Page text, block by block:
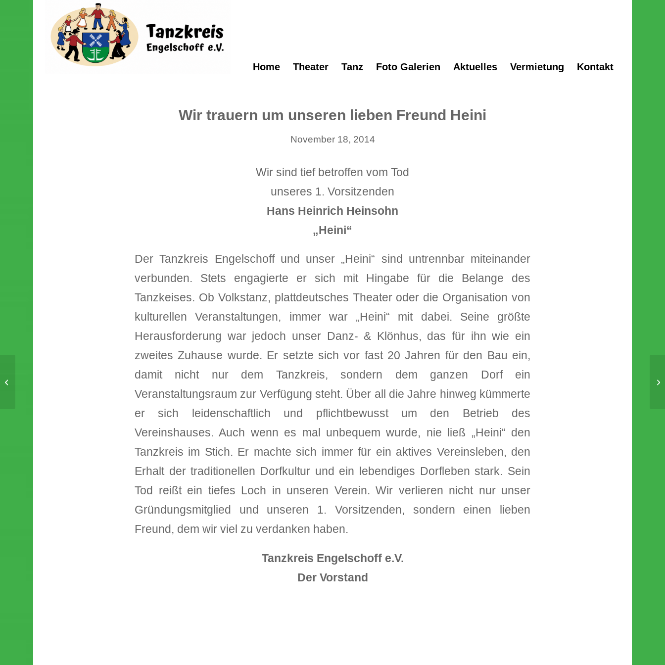
Home Theater Tanz Foto Galerien Aktuelles Vermietung Kontakt
Wir trauern um unseren lieben Freund Heini
November 18, 2014
Wir sind tief betroffen vom Tod
unseres 1. Vorsitzenden
Hans Heinrich Heinsohn
„Heini“
Der Tanzkreis Engelschoff und unser „Heini“ sind untrennbar miteinander
verbunden. Stets engagierte er sich mit Hingabe für die Belange des
Tanzkeises. Ob Volkstanz, plattdeutsches Theater oder die Organisation von
kulturellen Veranstaltungen, immer war „Heini“ mit dabei. Seine größte
Herausforderung war jedoch unser Danz- & Klönhus, das für ihn wie ein
zweites Zuhause wurde. Er setzte sich vor fast 20 Jahren für den Bau ein,
damit nicht nur dem Tanzkreis, sondern dem ganzen Dorf ein
Veranstaltungsraum zur Verfügung steht. Über all die Jahre hinweg kümmerte
er sich leidenschaftlich und pflichtbewusst um den Betrieb des
Vereinshauses. Auch wenn es mal unbequem wurde, nie ließ „Heini“ den
Tanzkreis im Stich. Er machte sich immer für ein aktives Vereinsleben, den
Erhalt der traditionellen Dorfkultur und ein lebendiges Dorfleben stark. Sein
Tod reißt ein tiefes Loch in unseren Verein. Wir verlieren nicht nur unser
Gründungsmitglied und unseren 1. Vorsitzenden, sondern einen lieben
Freund, dem wir viel zu verdanken haben.
Tanzkreis Engelschoff e.V.
Der Vorstand